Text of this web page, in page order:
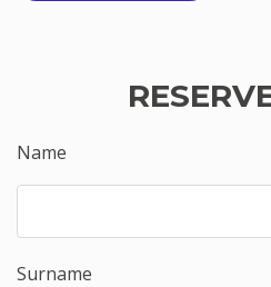
Name
Surname